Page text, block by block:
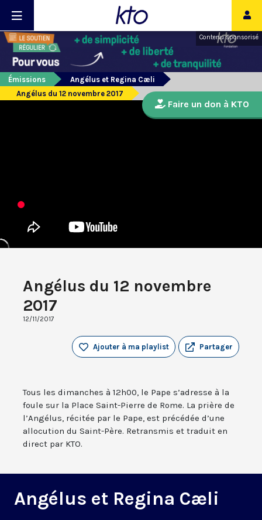
Contenu sponsorisé
Émissions
Angélus et Regina Cæli
Angélus du 12 novembre 2017
Angélus du 12 novembre
2017
12/11/2017
Partager
Ajouter à ma playlist
Tous les dimanches à 12h00, le Pape s’adresse à la
foule sur la Place Saint-Pierre de Rome. La prière de
l’Angélus, récitée par le Pape, est précédée d’une
allocution du Saint-Père. Retransmis et traduit en
direct par KTO.
Angélus et Regina Cæli
Faire un don à KTO